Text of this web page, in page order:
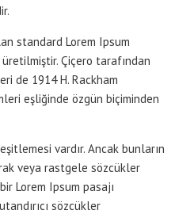
standard Lorem Ipsum
Çiçero tarafından
de 1914 H. Rackham
eşliğinde özgün biçiminden
vardır. Ancak bunların
veya rastgele sözcükler
Lorem Ipsum pasajı
sözcükler